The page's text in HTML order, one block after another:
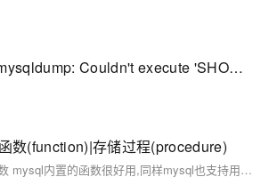
mysql备份报错：mysqldump: Couldn't execute 'SHOW FUNCTION STATUS
数(function)|存储过程(procedure)
function_procedure 函数 mysql内置的函数很好用,同样mysql也支持用户自定义函数 1.为避免和函数中的语句结束符;冲突,将语句结束符号临时重定义为